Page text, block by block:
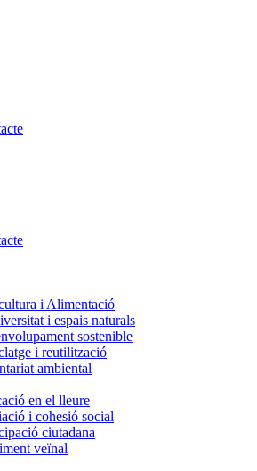
i Alimentació
i espais naturals
sostenible
i reutilització
ambiental
en el lleure
i cohesió social
ciutadana
veïnal